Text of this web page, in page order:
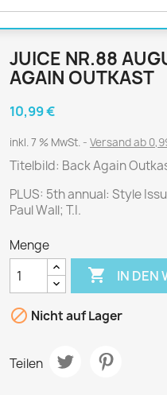
Gute Fahrt
Klassik Motorrad
MO Zeitschrift
Motorrad Classic
Motorrad Zeitschrift
Oldtimer Markt
Programmhefte
PS das Sport Motorrad
Rallye Racing
TOURENFAHRER
Mare
JUICE NR.88
AGAIN OUTKAST
10,99 €
inkl. 7 % MwSt. Versand ab
Titelbild: Back Again
PLUS: 5th annual: Style
Paul Wall; T.I.
Menge
 IN DEN
 Nicht auf Lager
Teilen